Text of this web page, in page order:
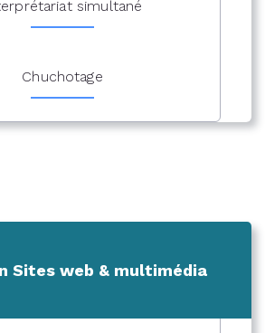
simultané
Chuchotage
Sites web & multimédia